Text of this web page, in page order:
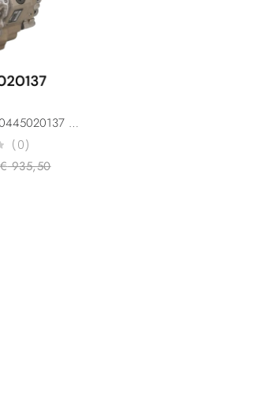
New Bosch Pump 0445020137 5258264 5258264-RX 1704596 BH1X9350AA 570107990104 For Cummins Daf CF65/LF45/55 Ford Tata
(0)
€935,50